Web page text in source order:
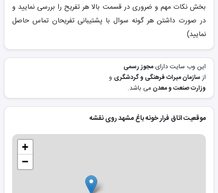
بخش نکات مهم و ضروری در قسمت بالا هر تفریح را بررسی نمایید و
در صورت داشتن هر گونه سوال با پشتیبانی تفریحان تماس حاصل
نمایید)
این وب سایت دارایمجوز رسمی
ازسازمان میراث فرهنگی و گردشگری و
وزارت صنعت و معدنمی باشد.
موقعیت اتاق فرار خونه باغ مشهد روی نقشه
+
−